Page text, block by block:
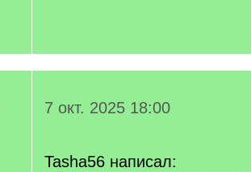
7 окт. 2025 18:00
Tasha56 написал: